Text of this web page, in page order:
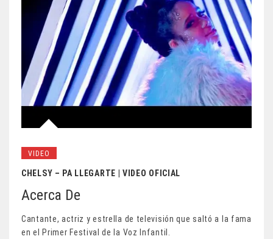
VIDEO
CHELSY – PA LLEGARTE | VIDEO OFICIAL
Acerca De
Cantante, actriz y estrella de televisión que saltó a la fama
en el Primer Festival de la Voz Infantil.